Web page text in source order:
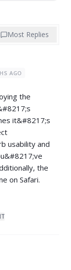
Most Replies
AGO
the
it&#8217;s
usability and
the
on Safari.